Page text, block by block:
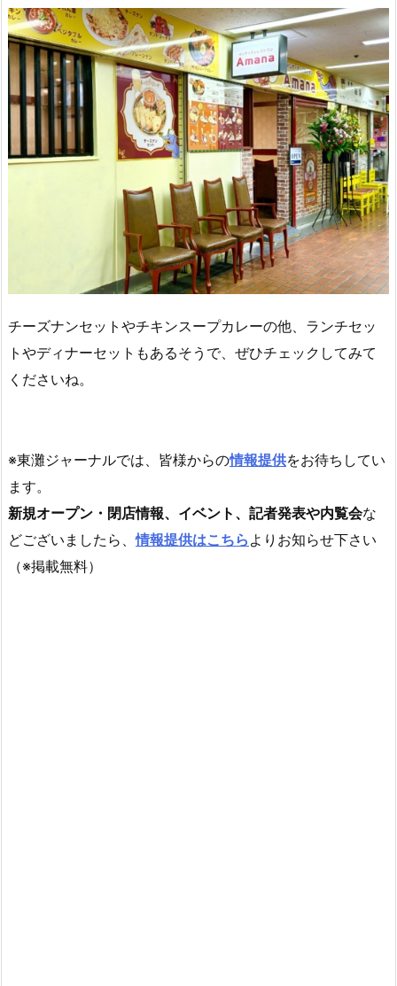
チーズナンセットやチキンスープカレーの他、ランチセッ
トやディナーセットもあるそうで、ぜひチェックしてみて
くださいね。
※東灘ジャーナルでは、皆様からの情報提供をお待ちしてい
ます。
新規オープン・閉店情報、イベント、記者発表や内覧会な
どございましたら、情報提供はこちら よりお知らせ下さい
（※掲載無料）